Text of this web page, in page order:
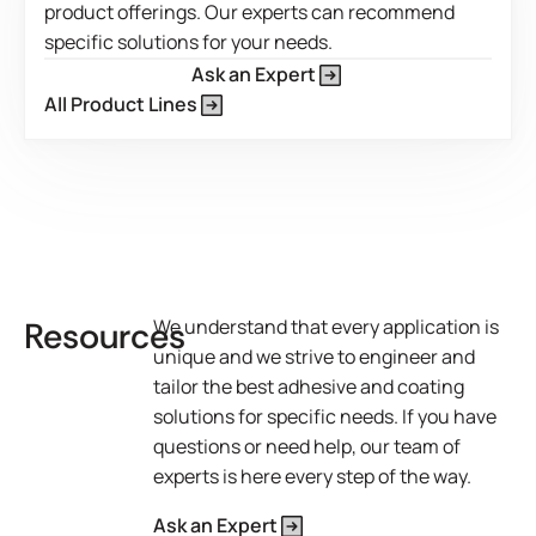
View Product Features
thermofusible sensible à la pression ou comme additif
spécial afin d'améliorer les performances des autres
adhésifs thermofusibles.
product offerings. Our experts can recommend
specific solutions for your needs.
Ask an Expert
All Product Lines
ResourcesWe understand that every application is
unique and we strive to engineer and
tailor the best adhesive and coating
solutions for specific needs. If you have
questions or need help, our team of
experts is here every step of the way.
Ask an Expert